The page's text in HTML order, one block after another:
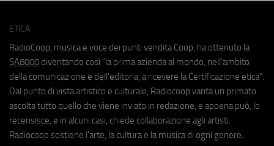
ETICA
RadioCoop, musica e voce dei punti vendita Coop, ha ottenuto la
SA8000 diventando così "la prima azienda al mondo, nell'ambito
della comunicazione e dell'editoria, a ricevere la Certificazione etica".
Dal punto di vista artistico e culturale, Radiocoop vanta un primato:
ascolta tutto quello che viene inviato in redazione, e appena può, lo
recensisce, e in alcuni casi, chiede collaborazione agli artisti.
Radiocoop sostiene l'arte, la cultura e la musica di ogni genere.